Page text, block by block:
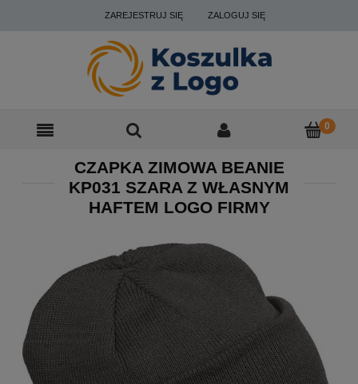
ZAREJESTRUJ SIĘ ZALOGUJ SIĘ
CZAPKA ZIMOWA BEANIE
KP031 SZARA Z WŁASNYM
HAFTEM LOGO FIRMY